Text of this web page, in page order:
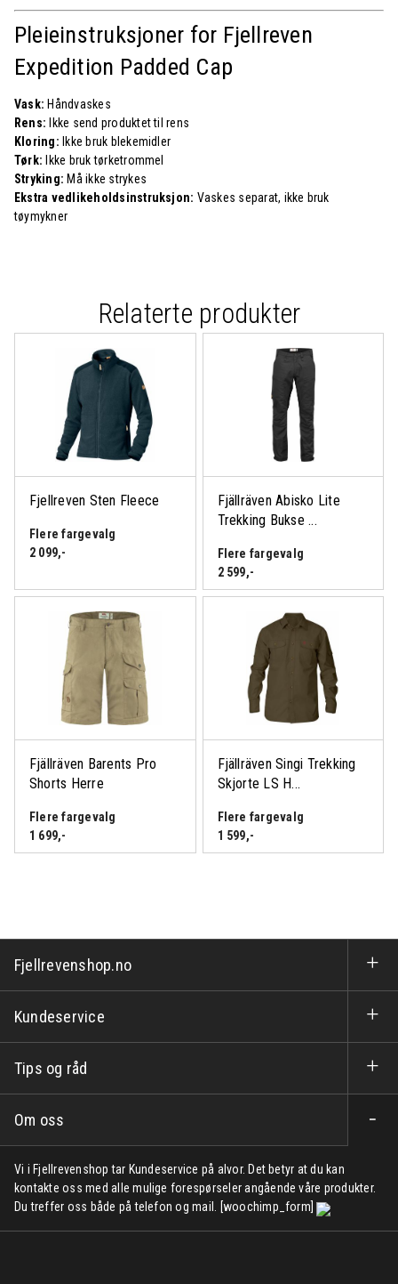
Pleieinstruksjoner for Fjellreven
Expedition Padded Cap
Vask: Håndvaskes
Rens:
Ikke send produktet til rens
Kloring: Ikke bruk blekemidler
Tørk:
Ikke bruk tørketrommel
Stryking: Må ikke strykes
Ekstra vedlikeholdsinstruksjon: Vaskes separat, ikke bruk
tøymykner
Relaterte produkter
Fjellreven Sten Fleece
Flere fargevalg
2 099,-
Fjällräven Abisko Lite
Trekking Bukse ...
Flere fargevalg
2 599,-
Fjällräven Barents Pro
Shorts Herre
Flere fargevalg
1 699,-
Fjällräven Singi Trekking
Skjorte LS H...
Flere fargevalg
1 599,-
Fjellrevenshop.no
Kundeservice
Tips og råd
Om oss
Vi i Fjellrevenshop tar Kundeservice på alvor. Det betyr at du kan
kontakte oss med alle mulige forespørseler angående våre produkter.
Du treffer oss både på telefon og mail. [woochimp_form]